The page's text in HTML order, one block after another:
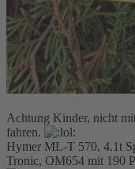
Achtung Kinder, nicht
fahren.
Hymer ML-T 570, 4.1t
Tronic, OM654 mit 190